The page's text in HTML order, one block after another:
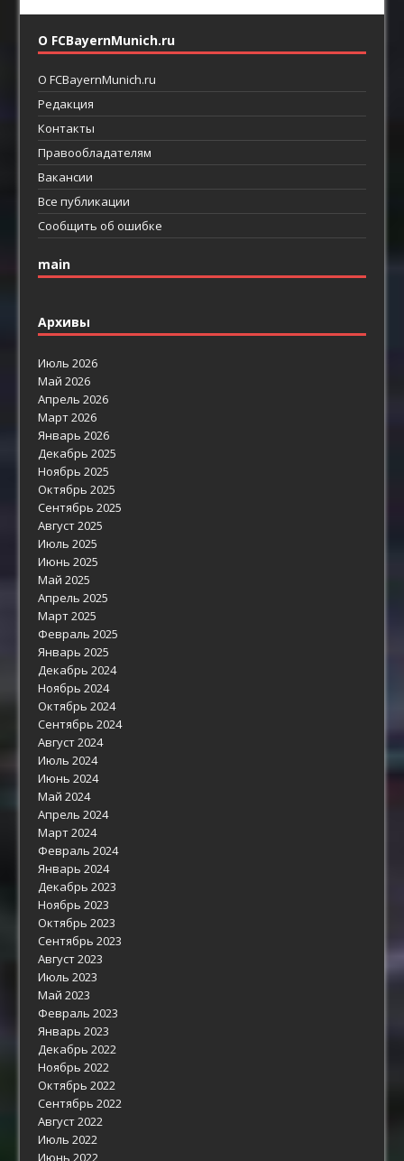
О FCBayernMunich.ru
О FCBayernMunich.ru
Редакция
Контакты
Правообладателям
Вакансии
Все публикации
Сообщить об ошибке
main
Архивы
Июль 2026
Май 2026
Апрель 2026
Март 2026
Январь 2026
Декабрь 2025
Ноябрь 2025
Октябрь 2025
Сентябрь 2025
Август 2025
Июль 2025
Июнь 2025
Май 2025
Апрель 2025
Март 2025
Февраль 2025
Январь 2025
Декабрь 2024
Ноябрь 2024
Октябрь 2024
Сентябрь 2024
Август 2024
Июль 2024
Июнь 2024
Май 2024
Апрель 2024
Март 2024
Февраль 2024
Январь 2024
Декабрь 2023
Ноябрь 2023
Октябрь 2023
Сентябрь 2023
Август 2023
Июль 2023
Май 2023
Февраль 2023
Январь 2023
Декабрь 2022
Ноябрь 2022
Октябрь 2022
Сентябрь 2022
Август 2022
Июль 2022
Июнь 2022